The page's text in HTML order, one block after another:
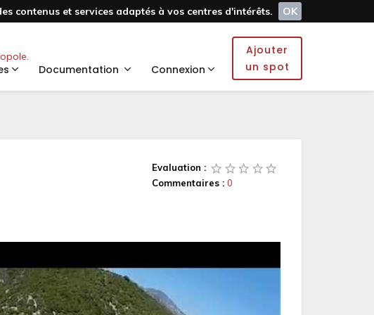
contenus et services adaptés à vos centres d'intérêts.
OK
Documentation Connexion
Ajouter
un spot
Evaluation :
Commentaires : 0